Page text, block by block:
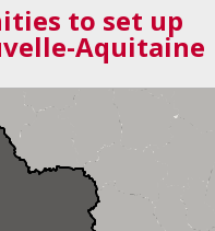
to set up
Aquitaine